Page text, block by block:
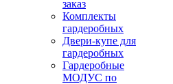
заказ
Комплекты
гардеробных
Двери-купе для
гардеробных
Гардеробные
МОДУС по